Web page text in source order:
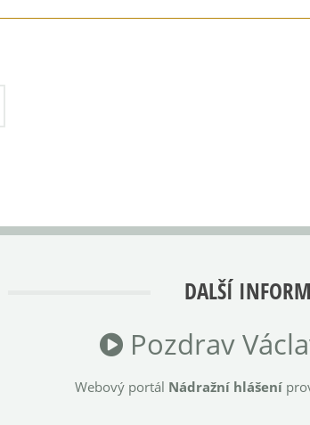
DALŠÍ
Pozdrav
Webový portál Nádražní hlášení